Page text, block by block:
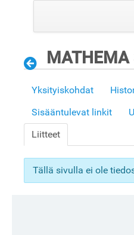
Yksityiskohdat
Sisääntulevat linkit
Liitteet
Tällä sivulla ei ole